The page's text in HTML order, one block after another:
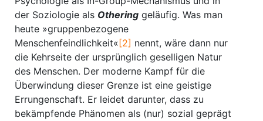
der Soziologie als Othering geläufig. Was man
heute »gruppenbezogene
Menschenfeindlichkeit« [2] nennt, wäre dann nur
die Kehrseite der ursprünglich geselligen Natur
des Menschen. Der moderne Kampf für die
Überwindung dieser Grenze ist eine geistige
Errungenschaft. Er leidet darunter, dass zu
bekämpfende Phänomen als (nur) sozial geprägt